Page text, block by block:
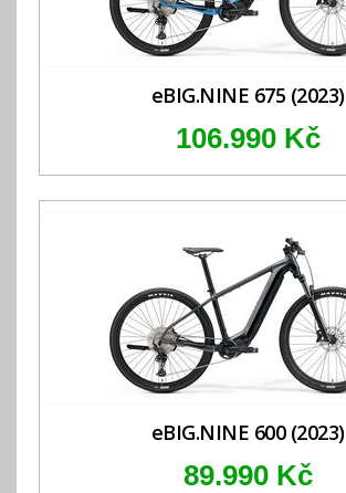
eBIG.NINE 675 (2023)
106.990 Kč
eBIG.NINE 600 (2023)
89.990 Kč